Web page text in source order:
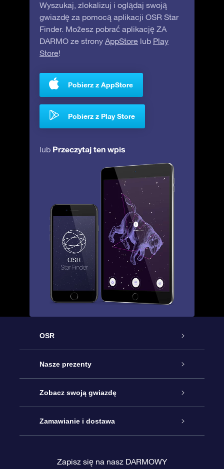
Wyszukaj, zlokalizuj i oglądaj swoją
gwiazdę za pomocą aplikacji OSR Star
Finder. Możesz pobrać aplikację ZA
DARMO ze strony AppStore lub Play
Store!
Pobierz z AppStore
Pobierz z Play Store
lub Przeczytaj ten wpis
OSR
Obsługa
Kontakt
Blog
Nasze prezenty
Podarunek Gwiazda Online
Pakiet Podarunkowy OSR
Zobacz swoją gwiazdę
Rejestr Gwiazd
Zamawianie i dostawa
Zapisz się na nasz DARMOWY